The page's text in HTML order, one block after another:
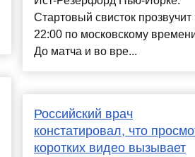
Стартовый свисток прозвучит
22:00 по московскому
До матча и во вре...
Российский врач
констатировал, что
коротких видео вызывает